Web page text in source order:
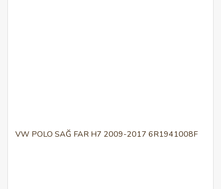
VW POLO SAĞ FAR H7 2009-2017 6R1941008F